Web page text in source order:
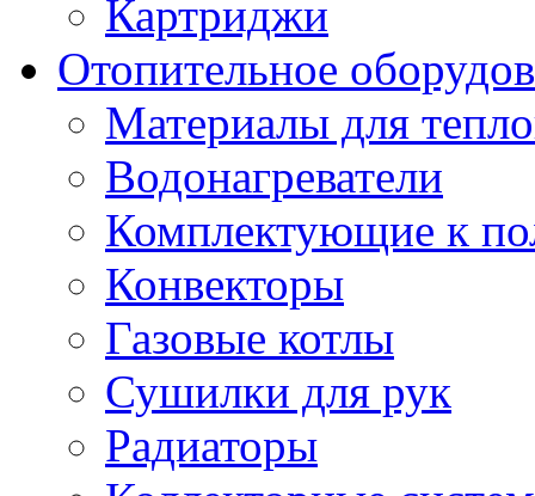
Картриджи
Отопительное
Материалы для
Водонагреватели
Комплектующие к
Конвекторы
Газовые котлы
Сушилки для рук
Радиаторы